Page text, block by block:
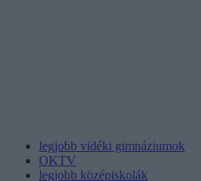
legjobb vidéki gimnáziumok
OKTV
legjobb középiskolák